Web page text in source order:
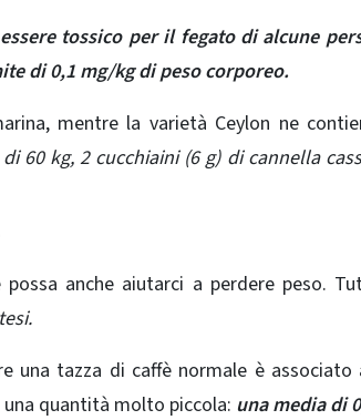
tossico per il fegato di alcune
di 0,1 mg/kg di peso corporeo.
mentre la varietà Ceylon ne
60 kg, 2 cucchiaini (6 g) di cannella
anche aiutarci a perdere peso.
una tazza di caffè normale è associato
quantità molto piccola: una media di